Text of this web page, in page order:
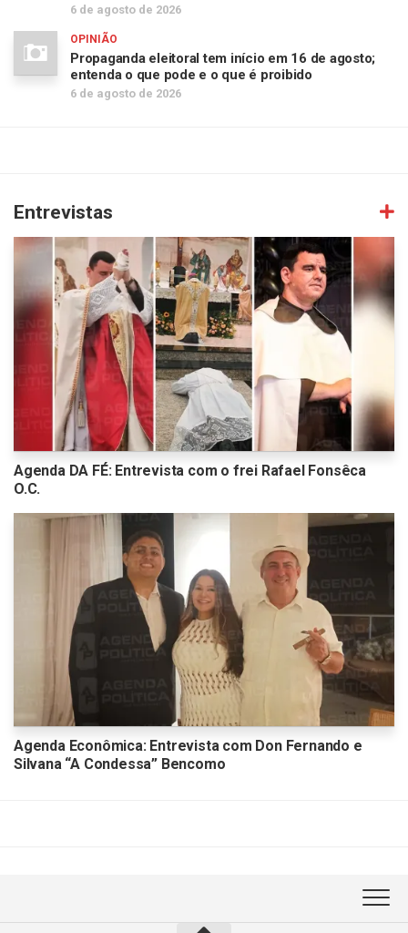
6 de agosto de 2026
OPINIÃO
Propaganda eleitoral tem início em 16 de agosto;
entenda o que pode e o que é proibido
6 de agosto de 2026
Entrevistas
Agenda DA FÉ: Entrevista com o frei Rafael Fonsêca
O.C.
Agenda Econômica: Entrevista com Don Fernando e
Silvana “A Condessa” Bencomo